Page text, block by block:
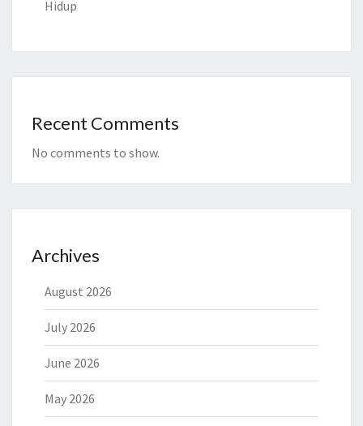
Hidup
Recent Comments
No comments to show.
Archives
August 2026
July 2026
June 2026
May 2026